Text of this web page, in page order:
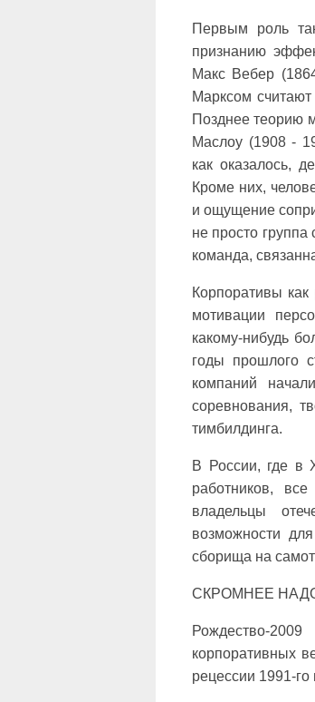
Первым роль
признанию
Макс Вебер
Марксом
Позднее теорию
Маслоу (1908 -
как оказалось,
Кроме них,
и ощущение
не просто
команда,
Корпоративы
мотивации
какому-нибудь
годы прошлого
компаний
соревнования,
тимбилдинга.
В России, где в
работников,
владельцы
возможности
сборища на
СКРОМНЕЕ
Рождество-
корпоративных
рецессии 1991-го